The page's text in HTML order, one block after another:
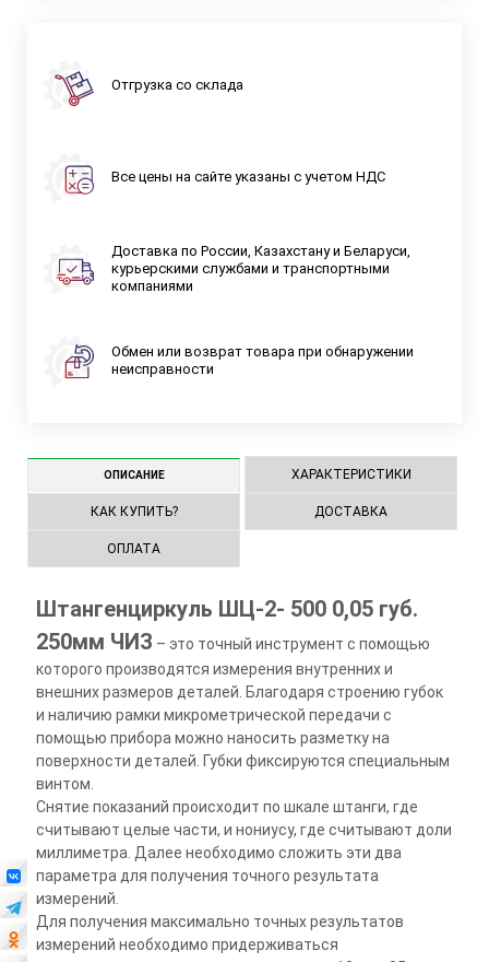
Отгрузка со склада
Все цены на сайте указаны с учетом НДС
Доставка по России, Казахстану и Беларуси,
курьерскими службами и транспортными
компаниями
Обмен или возврат товара при обнаружении
неисправности
ОПИСАНИЕ ХАРАКТЕРИСТИКИ
КАК КУПИТЬ? ДОСТАВКА
ОПЛАТА
Штангенциркуль ШЦ-2- 500 0,05 губ.
250мм ЧИЗ – это точный инструмент с помощью
которого производятся измерения внутренних и
внешних размеров деталей. Благодаря строению губок
и наличию рамки микрометрической передачи с
помощью прибора можно наносить разметку на
поверхности деталей. Губки фиксируются специальным
винтом.
Снятие показаний происходит по шкале штанги, где
считывают целые части, и нониусу, где считывают доли
миллиметра. Далее необходимо сложить эти два
параметра для получения точного результата
измерений.
Для получения максимально точных результатов
измерений необходимо придерживаться